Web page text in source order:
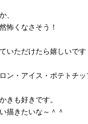
、
怖くなさそう！
いただけたら嬉しいです
ン・アイス・ポテトチ
きも好きです。
描きたいな～＾＾